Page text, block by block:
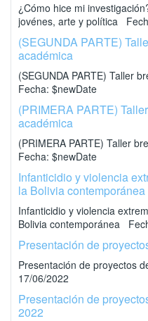
¿Cómo hice mi
jovénes, arte y política
(SEGUNDA PARTE)
académica
(SEGUNDA PARTE) Taller
Fecha: $newDate
(PRIMERA PARTE)
académica
(PRIMERA PARTE) Taller
Fecha: $newDate
Infanticidio y violencia
la Bolivia contemporánea
Infanticidio y violencia
Bolivia contemporánea
Presentación de
Presentación de proyectos
17/06/2022
Presentación de
2022